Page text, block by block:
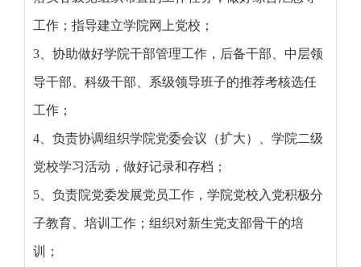
工作；指导建立学院网上党校；
3、协助做好学院干部管理工作，后备干部、中层领
导干部、科级干部、系级领导班子的推荐考核选任
工作；
4、负责协调组织学院党委会议（扩大）、学院二级
党校学习活动，做好记录和存档；
5、负责院党委发展党员工作，学院党校入党积极分
子教育、培训工作；组织对新生党支部骨干的培
训；